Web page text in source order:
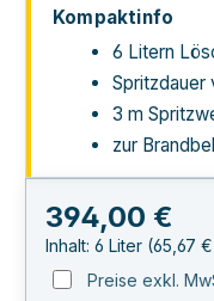
Kompaktinfo
6 Litern
Spritzdauer
3 m
zur
Regulärer Preis:
394,00 €
Inhalt: 6 Liter (65,67
Preise exkl.